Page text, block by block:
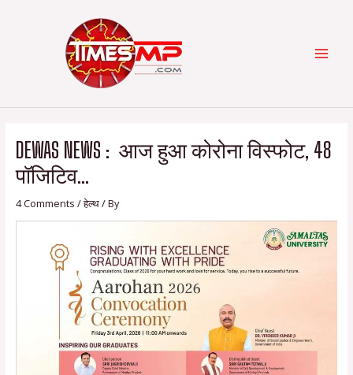
DEWAS NEWS : आज हुआ कोरोना विस्फोट, 48
पॉजिटिव…
4 Comments /हेल्थ/ By
navigation